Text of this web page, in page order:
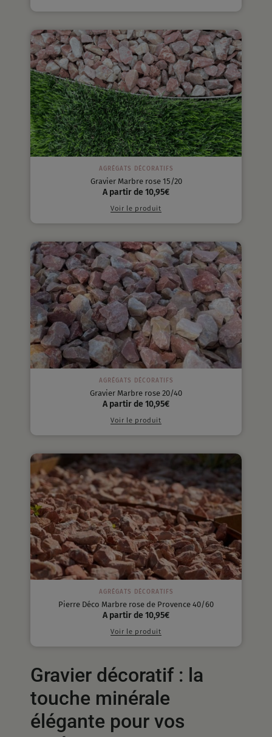
AGRÉGATS DÉCORATIFS
Gravier Marbre rose 15/20
A partir de 10,95€
Voir le produit
AGRÉGATS DÉCORATIFS
Gravier Marbre rose 20/40
A partir de 10,95€
Voir le produit
AGRÉGATS DÉCORATIFS
Pierre Déco Marbre rose de Provence 40/60
A partir de 10,95€
Voir le produit
Gravier décoratif : la
touche minérale
élégante pour vos